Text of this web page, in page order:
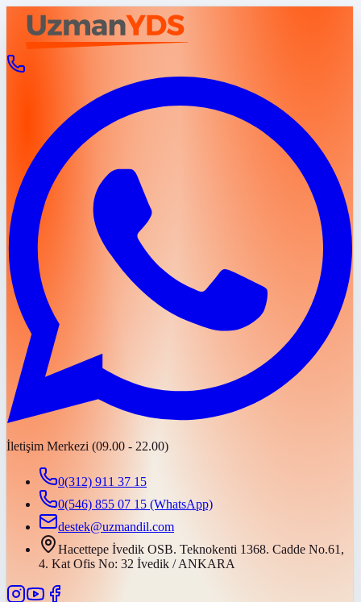
İletişim Merkezi (09.00 - 22.00)
0(312) 911 37 15
0(546) 855 07 15 (WhatsApp)
destek@uzmandil.com
Hacettepe İvedik OSB. Teknokenti 1368. Cadde No.61,
4. Kat Ofis No: 32 İvedik / ANKARA